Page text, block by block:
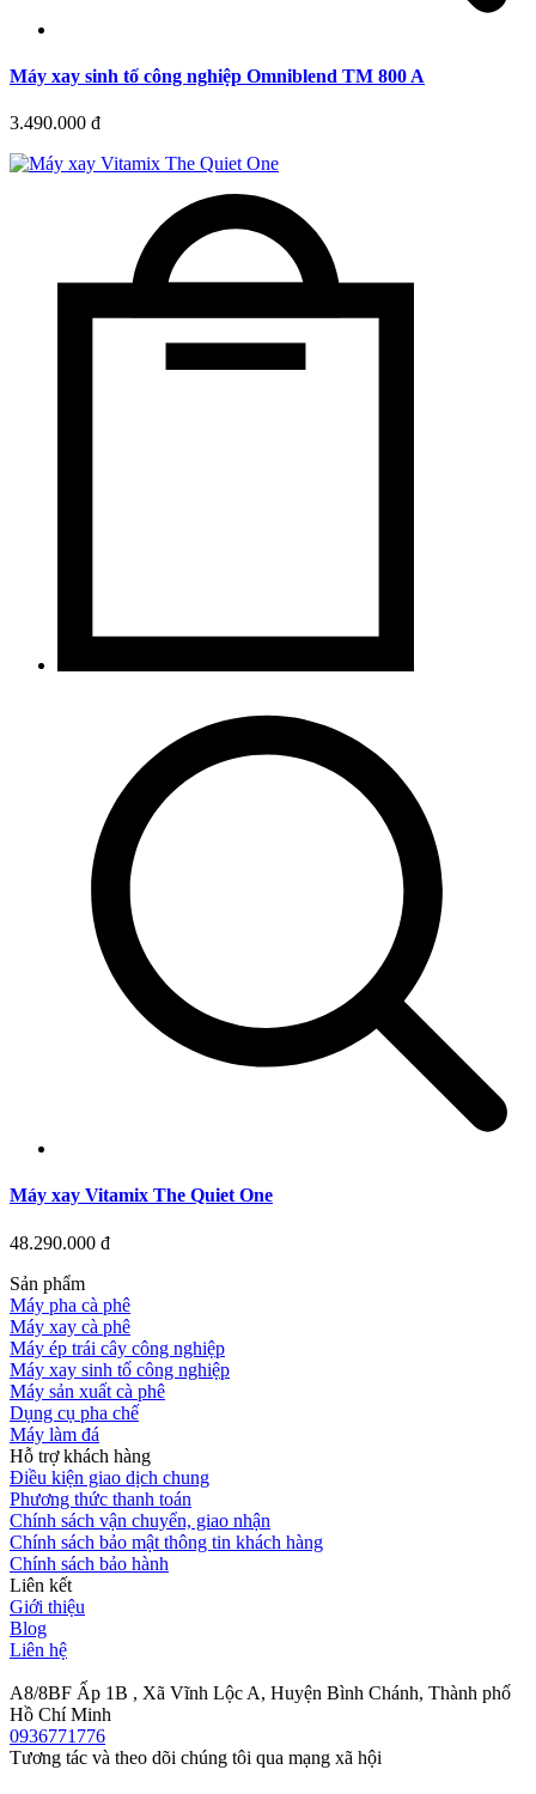
Máy xay sinh tố công nghiệp Omniblend TM 800 A
3.490.000 đ
Máy xay Vitamix The Quiet One
48.290.000 đ
Sản phẩm
Máy pha cà phê
Máy xay cà phê
Máy ép trái cây công nghiệp
Máy xay sinh tố công nghiệp
Máy sản xuất cà phê
Dụng cụ pha chế
Máy làm đá
Hỗ trợ khách hàng
Điều kiện giao dịch chung
Phương thức thanh toán
Chính sách vận chuyển, giao nhận
Chính sách bảo mật thông tin khách hàng
Chính sách bảo hành
Liên kết
Giới thiệu
Blog
Liên hệ
A8/8BF Ấp 1B , Xã Vĩnh Lộc A, Huyện Bình Chánh, Thành phố
Hồ Chí Minh
0936771776
Tương tác và theo dõi chúng tôi qua mạng xã hội